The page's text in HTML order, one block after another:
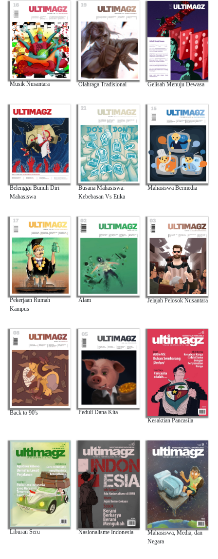
Musik Nusantara Olahraga Tradisional Gelisah Menuju Dewasa
Belenggu Bunuh Diri
Mahasiswa
Busana Mahasiswa:
Kebebasan Vs Etika
Mahasiswa Bermedia
Pekerjaan Rumah
Kampus
Alam Jelajah Pelosok Nusantara
Back to 90's
Peduli Dana Kita
Kesaktian Pancasila
Liburan Seru Nasionalisme Indonesia
Mahasiswa, Media, dan
Negara